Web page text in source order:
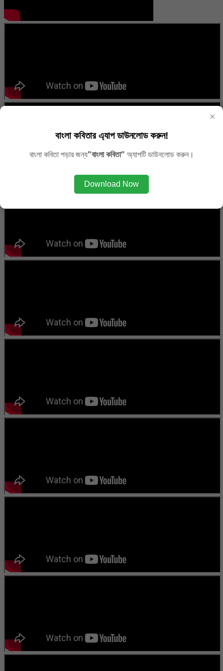
×
বাংলা কবিতার এ্যাপ ডাউনলোড করুন!
বাংলা কবিতা পড়ার জন্য"বাংলা কবিতা" অ্যাপটি ডাউনলোড করুন।
Download Now